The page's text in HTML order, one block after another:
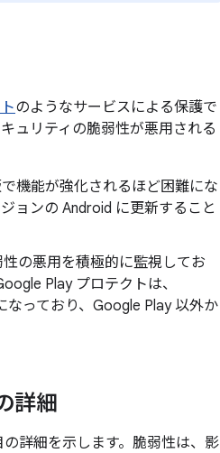
のようなサービスによる保護で
ュリティの脆弱性が悪用される
機能が強化されるほど困難にな
ョンの Android に更新すること
性の悪用を積極的に監視してお
Play プロテクトは、
っており、Google Play 以外か
詳細
詳細を示します。脆弱性は、影